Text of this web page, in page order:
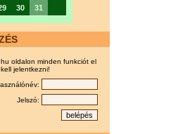
30 31
oldalon minden funkciót el
jelentkezni!
Jelszó: